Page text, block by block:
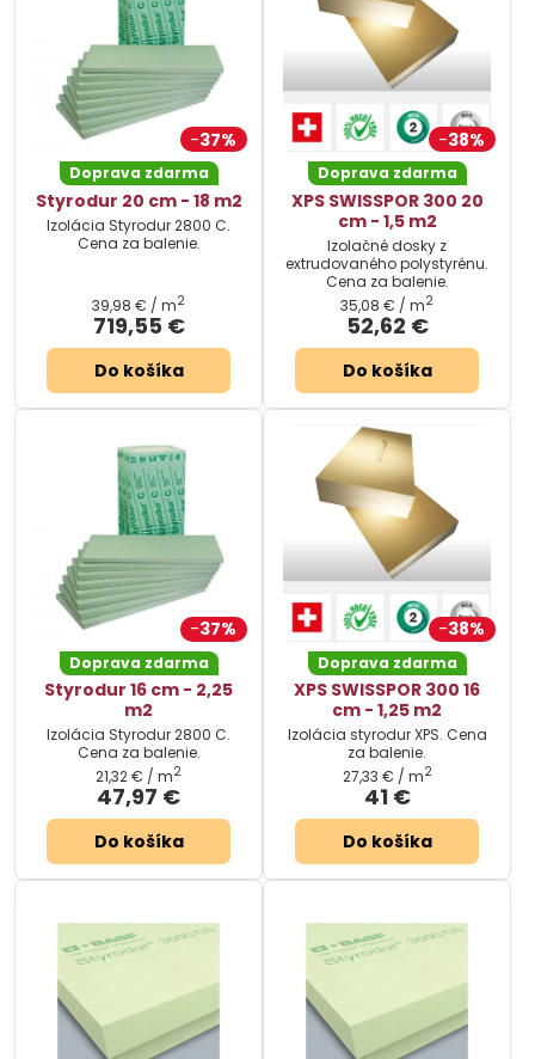
37%
Doprava zdarma
Styrodur 20 cm - 18 m2
Izolácia Styrodur 2800 C.
Cena za balenie.
719,55 €
39,98 € / m2
Do košíka
38%
Doprava zdarma
XPS SWISSPOR 300 20
cm - 1,5 m2
Izolačné dosky z
extrudovaného polystyrénu.
Cena za balenie.
52,62 €
35,08 € / m2
Do košíka
37%
Doprava zdarma
Styrodur 16 cm - 2,25
m2
Izolácia Styrodur 2800 C.
Cena za balenie.
47,97 €
21,32 € / m2
Do košíka
38%
Doprava zdarma
XPS SWISSPOR 300 16
cm - 1,25 m2
Izolácia styrodur XPS. Cena
za balenie.
41 €
27,33 € / m2
Do košíka